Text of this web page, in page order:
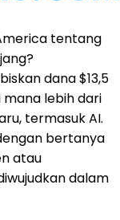
tentang
dana $13,5
lebih dari
termasuk AI.
bertanya
atau
dalam